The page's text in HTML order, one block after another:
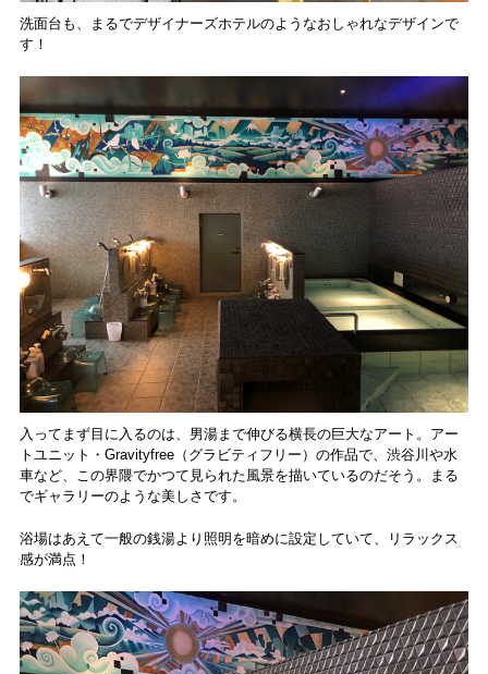
洗面台も、まるでデザイナーズホテルのようなおしゃれなデザインで
す！
入ってまず目に入るのは、男湯まで伸びる横長の巨大なアート。アー
トユニット・Gravityfree（グラビティフリー）の作品で、渋谷川や水
車など、この界隈でかつて見られた風景を描いているのだそう。まる
でギャラリーのような美しさです。
浴場はあえて一般の銭湯より照明を暗めに設定していて、リラックス
感が満点！